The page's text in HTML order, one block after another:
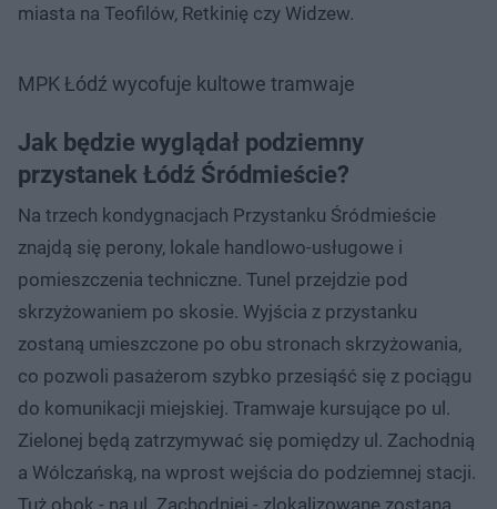
miasta na Teofilów, Retkinię czy Widzew.
MPK Łódź wycofuje kultowe tramwaje
Jak będzie wyglądał podziemny
przystanek Łódź Śródmieście?
Na trzech kondygnacjach Przystanku Śródmieście
znajdą się perony, lokale handlowo-usługowe i
pomieszczenia techniczne. Tunel przejdzie pod
skrzyżowaniem po skosie. Wyjścia z przystanku
zostaną umieszczone po obu stronach skrzyżowania,
co pozwoli pasażerom szybko przesiąść się z pociągu
do komunikacji miejskiej. Tramwaje kursujące po ul.
Zielonej będą zatrzymywać się pomiędzy ul. Zachodnią
a Wólczańską, na wprost wejścia do podziemnej stacji.
Tuż obok - na ul. Zachodniej - zlokalizowane zostaną